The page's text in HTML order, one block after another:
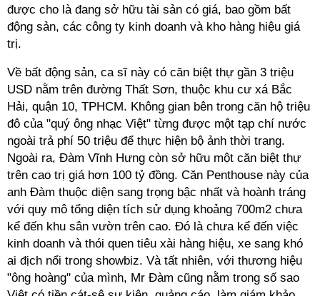
được cho là đang sở hữu tài sản có giá, bao gồm bất
động sản, các công ty kinh doanh và kho hàng hiệu giá
trị.
Về bất động sản, ca sĩ này có căn biệt thự gần 3 triệu
USD nằm trên đường Thất Sơn, thuộc khu cư xá Bắc
Hải, quận 10, TPHCM. Không gian bên trong căn hộ triệu
đô của "quý ông nhạc Việt" từng được một tạp chí nước
ngoài trả phí 50 triệu để thực hiện bộ ảnh thời trang.
Ngoài ra, Đàm Vĩnh Hưng còn sở hữu một căn biệt thự
trên cao trị giá hơn 100 tỷ đồng. Căn Penthouse này của
anh Đàm thuộc diện sang trọng bậc nhất và hoành tráng
với quy mô tổng diện tích sử dụng khoảng 700m2 chưa
kể đến khu sân vườn trên cao. Đó là chưa kể đến việc
kinh doanh và thói quen tiêu xài hàng hiệu, xe sang khó
ai địch nổi trong showbiz. Và tất nhiên, với thương hiệu
"ông hoàng" của mình, Mr Đàm cũng nằm trong số sao